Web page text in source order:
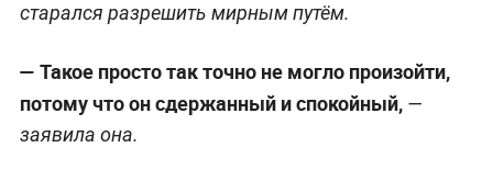
старался разрешить мирным путём.
— Такое просто так точно не могло произойти,
потому что он сдержанный и спокойный, —
заявила она.